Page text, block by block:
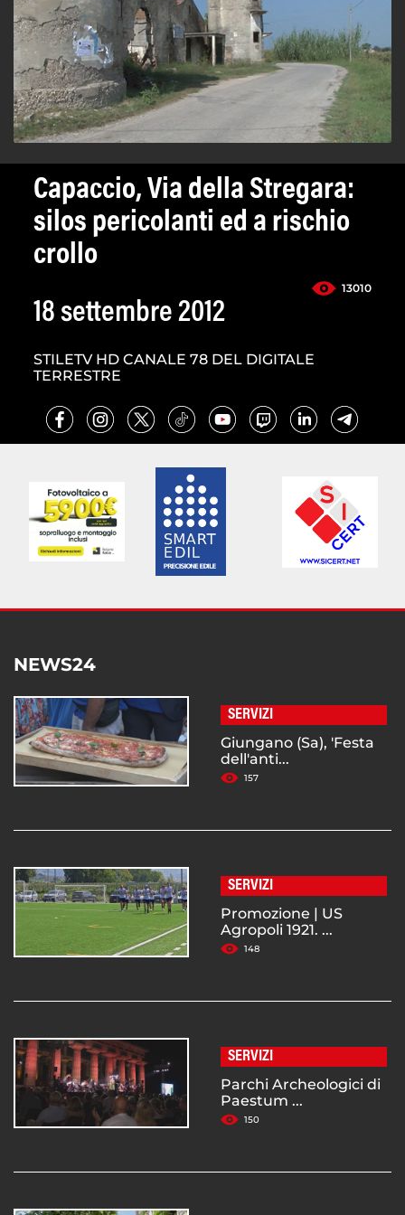
Capaccio, Via della Stregara:
silos pericolanti ed a rischio
crollo
13010
18 settembre 2012
STILETV HD CANALE 78 DEL DIGITALE
TERRESTRE
NEWS24
SERVIZI
Giungano (Sa), 'Festa
dell'anti...
157
SERVIZI
Promozione | US
Agropoli 1921. ...
148
SERVIZI
Parchi Archeologici di
Paestum ...
150